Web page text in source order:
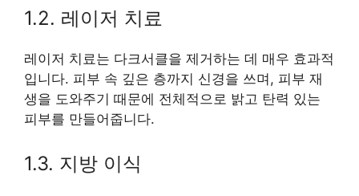
1.2. 레이저 치료
레이저 치료는 다크서클을 제거하는 데 매우 효과적
입니다. 피부 속 깊은 층까지 신경을 쓰며, 피부 재
생을 도와주기 때문에 전체적으로 밝고 탄력 있는
피부를 만들어줍니다.
1.3. 지방 이식